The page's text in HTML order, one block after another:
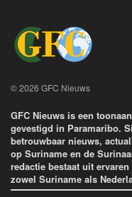
© 2026 GFC Nieuws
GFC Nieuws is een
gevestigd in Paramaribo.
betrouwbaar nieuws,
op Suriname en de
redactie bestaat uit
zowel Suriname als